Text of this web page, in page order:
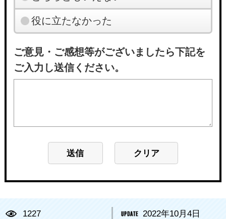
役に立たなかった
ご意見・ご感想等がございましたら下記を
ご入力し送信ください。
1227 2022年10月4日